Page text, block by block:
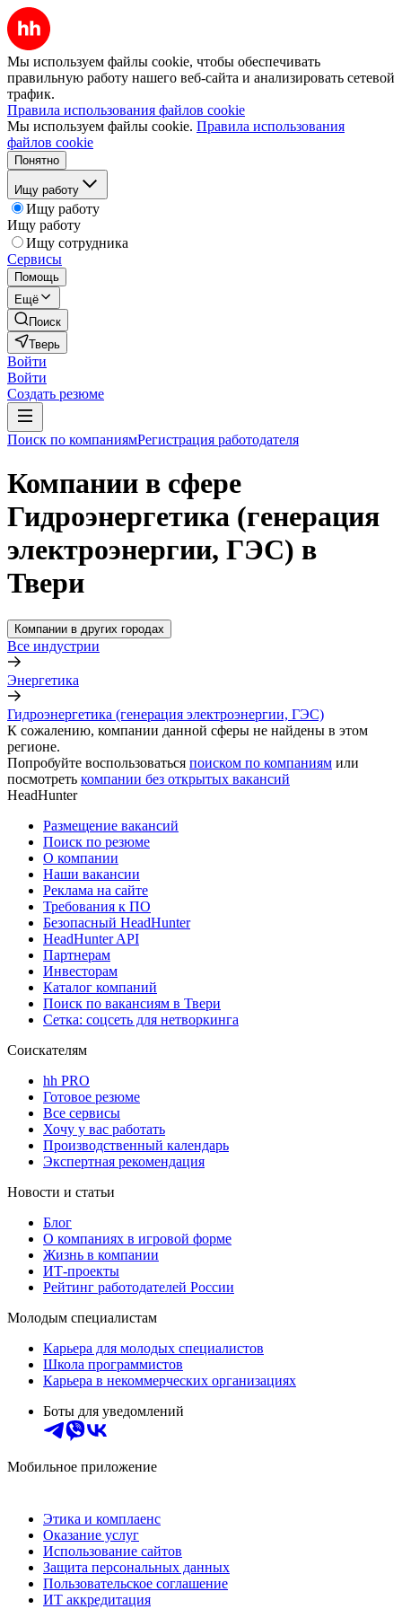
Мы используем файлы cookie, чтобы обеспечивать
правильную работу нашего веб-сайта и анализировать сетевой
трафик.
Правила использования файлов cookie
Мы используем файлы cookie. Правила использования
файлов cookie
Понятно
Ищу работу
Ищу работу
Ищу работу
Ищу сотрудника
Сервисы
Помощь
Ещё
Поиск
Тверь
Войти
Войти
Создать резюме
Поиск по компаниямРегистрация работодателя
Компании в сфере
Гидроэнергетика (генерация
электроэнергии, ГЭС) в
Твери
Компании в других городах
Все индустрии
Энергетика
Гидроэнергетика (генерация электроэнергии, ГЭС)
К сожалению, компании данной сферы не найдены в этом
регионе.
Попробуйте воспользоваться поиском по компаниям или
посмотреть компании без открытых вакансий
HeadHunter
Размещение вакансий
Поиск по резюме
О компании
Наши вакансии
Реклама на сайте
Требования к ПО
Безопасный HeadHunter
HeadHunter API
Партнерам
Инвесторам
Каталог компаний
Поиск по вакансиям в Твери
Сетка: соцсеть для нетворкинга
Соискателям
hh PRO
Готовое резюме
Все сервисы
Хочу у вас работать
Производственный календарь
Экспертная рекомендация
Новости и статьи
Блог
О компаниях в игровой форме
Жизнь в компании
ИТ-проекты
Рейтинг работодателей России
Молодым специалистам
Карьера для молодых специалистов
Школа программистов
Карьера в некоммерческих организациях
Боты для уведомлений
Мобильное приложение
Этика и комплаенс
Оказание услуг
Использование сайтов
Защита персональных данных
Пользовательское соглашение
ИТ аккредитация